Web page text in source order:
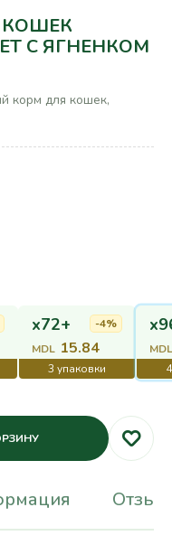
С ЯГНЕНКОМ
корм для кошек,
x72+
MDL 15.84
-4%
MDL